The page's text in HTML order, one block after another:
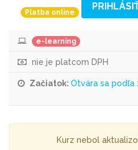
Platba online
e-learning
nie je platcom DPH
Začiatok: Otvára sa podľa
Kurz nebol